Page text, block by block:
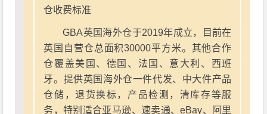
仓收费标准
GBA英国海外仓于2019年成立，目前在
英国自营仓总面积30000平方米。其他合作
仓覆盖美国、德国、法国、意大利、西班
牙。提供英国海外仓一件代发、中大件产品
仓储，退货换标，产品检测，清库存等服
务，特别适合亚马逊、速卖通、eBay、阿里